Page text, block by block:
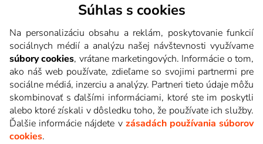
Funguje všade a bez prerušenia
Televízne stanice a relácie môžete sledovať cez internet na
televízii, počítači, mobile i tablete kdekoľvek v celej EÚ.
Vďaka použitiu najmodernejších technológií Lepšia.TV
plynule funguje aj pri pomalom pripojení (od 3 Mb/s).
Ďalšie zariadenia
Súhlas s cookies
Na personalizáciu obsahu a reklám, poskytovanie funkcií
sociálnych médií a analýzu našej návštevnosti využívame
súbory cookies, vrátane marketingových. Informácie o tom,
ako náš web používate, zdieľame so svojimi partnermi pre
sociálne médiá, inzerciu a analýzy. Partneri tieto údaje môžu
skombinovať s ďalšími informáciami, ktoré ste im poskytli
alebo ktoré získali v dôsledku toho, že používate ich služby.
Ďalšie informácie nájdete v zásadách používania súborov
cookies.